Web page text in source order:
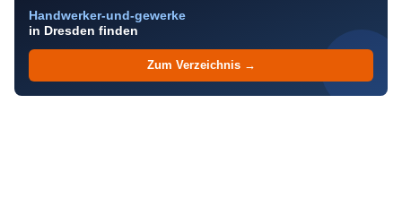
Handwerker-und-gewerke
in Dresden finden
Zum Verzeichnis →